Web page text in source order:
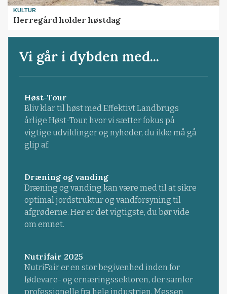
KULTUR
Herregård holder høstdag
Vi går i dybden med...
Høst-Tour
Bliv klar til høst med Effektivt Landbrugs
årlige Høst-Tour, hvor vi sætter fokus på
vigtige udviklinger og nyheder, du ikke må gå
glip af.
Dræning og vanding
Dræning og vanding kan være med til at sikre
optimal jordstruktur og vandforsyning til
afgrøderne. Her er det vigtigste, du bør vide
om emnet.
Nutrifair 2025
NutriFair er en stor begivenhed inden for
fødevare- og ernæringssektoren, der samler
professionelle fra hele industrien. Messen